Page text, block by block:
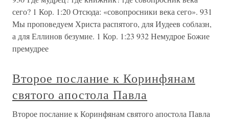
сего? 1 Кор. 1:20 Отсюда: «совопросники века сего». 931
Мы проповедуем Христа распятого, для Иудеев соблазн,
а для Еллинов безумие. 1 Кор. 1:23 932 Немудрое Божие
премудрее
Второе послание к Коринфянам
святого апостола Павла
Второе послание к Коринфянам святого апостола Павла